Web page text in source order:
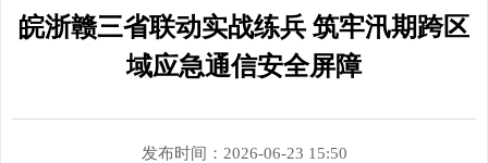
皖浙赣三省联动实战练兵 筑牢汛期跨区
域应急通信安全屏障
发布时间：2026-06-23 15:50